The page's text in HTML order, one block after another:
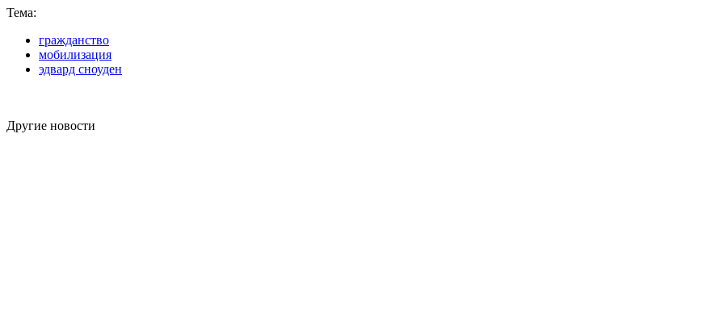
Тема:
гражданство
мобилизация
эдвард сноуден
Другие новости